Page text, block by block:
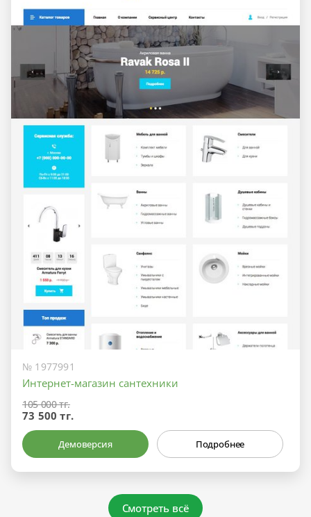
№ 1977991
Интернет-магазин сантехники
105 000 тг.
73 500 тг.
Демоверсия Подробнее
Смотреть всё